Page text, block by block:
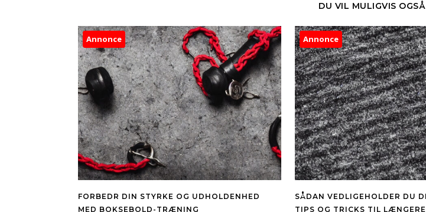
DU VIL MULIGVIS
Annonce
FORBEDR DIN STYRKE OG UDHOLDENHED
MED BOKSEBOLD-TRÆNING
Annonce
SÅDAN VEDLIGEHOLDER DU
TIPS OG TRICKS TIL